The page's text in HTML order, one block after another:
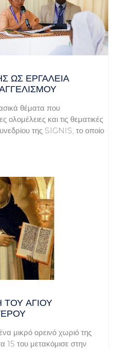
ΩΣ ΕΡΓΑΛΕΊΑ
θέματα που
και τις θεματικές
της SIGNIS, το οποίο
ΑΓΙΟΥ
μικρό ορεινό χωριό της
15 του μετακόμισε στην